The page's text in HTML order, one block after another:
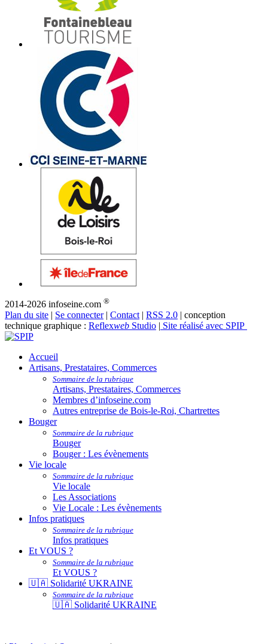
2014-2026 infoseine.com ®
Plan du site | Se connecter| Contact | RSS 2.0 | conception
technique graphique : Reflexweb Studio | Site réalisé avec SPIP
Accueil
Artisans, Prestataires, Commerces
Sommaire de la rubrique
Artisans, Prestataires, Commerces
Membres d’infoseine.com
Autres entreprise de Bois-le-Roi, Chartrettes
Bouger
Sommaire de la rubrique
Bouger
Bouger : Les évènements
Vie locale
Sommaire de la rubrique
Vie locale
Les Associations
Vie Locale : Les évènements
Infos pratiques
Sommaire de la rubrique
Infos pratiques
Et VOUS ?
Sommaire de la rubrique
Et VOUS ?
🇺🇦 Solidarité UKRAINE
Sommaire de la rubrique
🇺🇦 Solidarité UKRAINE